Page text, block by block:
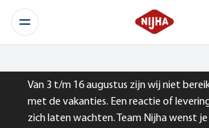
Van 3 t/m 16 augustus zijn wij niet
met de vakanties. Een reactie of
zich laten wachten. Team Nijha wenst